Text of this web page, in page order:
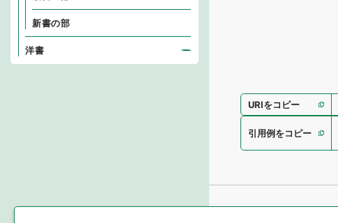
URIをコピー
引用例をコピー
新書の部
洋書